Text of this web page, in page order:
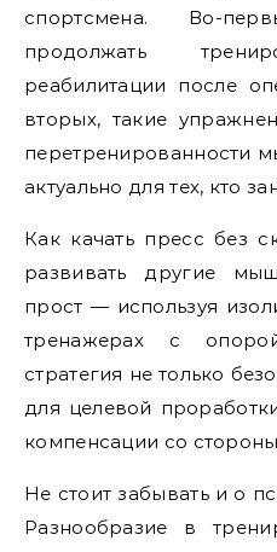
спортсмена. Во-
продолжать
реабилитации после
вторых, такие
перетренированности
актуально для тех, кто
Как качать пресс без
развивать другие
прост — используя
тренажерах с
стратегия не только
для целевой
компенсации со
Не стоит забывать и о
Разнообразие в